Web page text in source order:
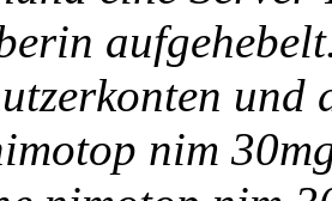
und
nim